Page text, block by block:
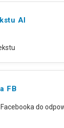
AI
FB
do